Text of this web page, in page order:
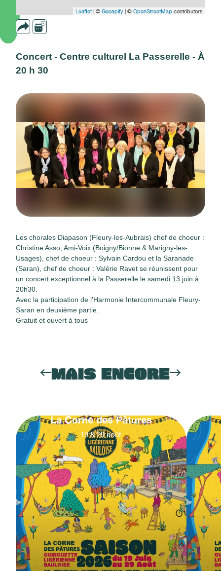
Leaflet| © Geoapify | © OpenStreetMap contributors
Concert - Centre culturel La Passerelle - À
20 h 30
Les chorales Diapason (Fleury-les-Aubrais) chef de choeur :
Christine Asso, Ami-Voix (Boigny/Bionne & Marigny-les-
Usages), chef de choeur : Sylvain Cardou et la Saranade
(Saran), chef de choeur : Valérie Ravet se réunissent pour
un concert exceptionnel à la Passerelle le samedi 13 juin à
20h30.
Avec la participation de l’Harmonie Intercommunale Fleury-
Saran en deuxième partie.
Gratuit et ouvert à tous
MAIS ENCORE
La Corne des Pâtures
19 & 29 août